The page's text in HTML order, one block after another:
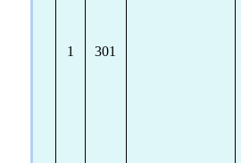
1 301